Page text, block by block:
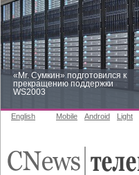
«Mr. Сумкин» подготовился к
прекращению поддержки
WS2003
English Mobile Android Light